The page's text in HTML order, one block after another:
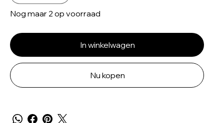
Nog maar 2 op voorraad
In winkelwagen
Nu kopen